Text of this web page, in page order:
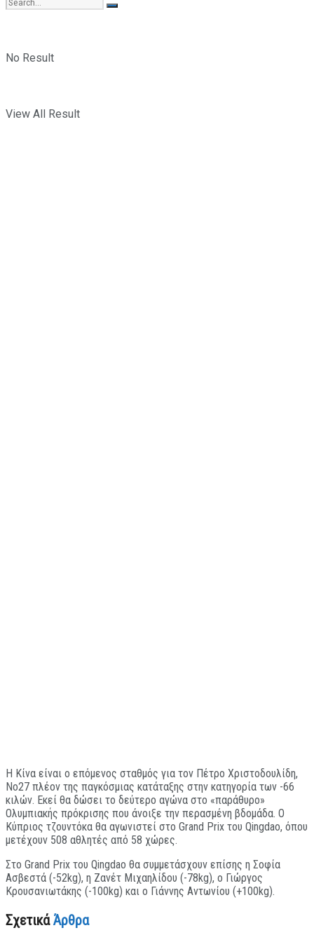
No Result
View All Result
H Κίνα είναι ο επόμενος σταθμός για τον Πέτρο Χριστοδουλίδη,
Νο27 πλέον της παγκόσμιας κατάταξης στην κατηγορία των -66
κιλών. Εκεί θα δώσει το δεύτερο αγώνα στο «παράθυρο»
Ολυμπιακής πρόκρισης που άνοιξε την περασμένη βδομάδα. Ο
Κύπριος τζουντόκα θα αγωνιστεί στο Grand Prix του Qingdao, όπου
μετέχουν 508 αθλητές από 58 χώρες.
Στο Grand Prix του Qingdao θα συμμετάσχουν επίσης η Σοφία
Ασβεστά (-52kg), η Ζανέτ Μιχαηλίδου (-78kg), o Γιώργος
Κρουσανιωτάκης (-100kg) και ο Γιάννης Αντωνίου (+100kg).
ΣχετικάΆρθρα